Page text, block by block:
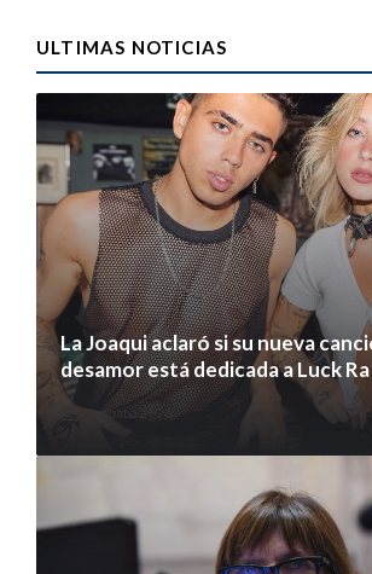
ULTIMAS NOTICIAS
La Joaqui aclaró si su nueva
desamor está dedicada a Luck Ra
7 agosto 2026